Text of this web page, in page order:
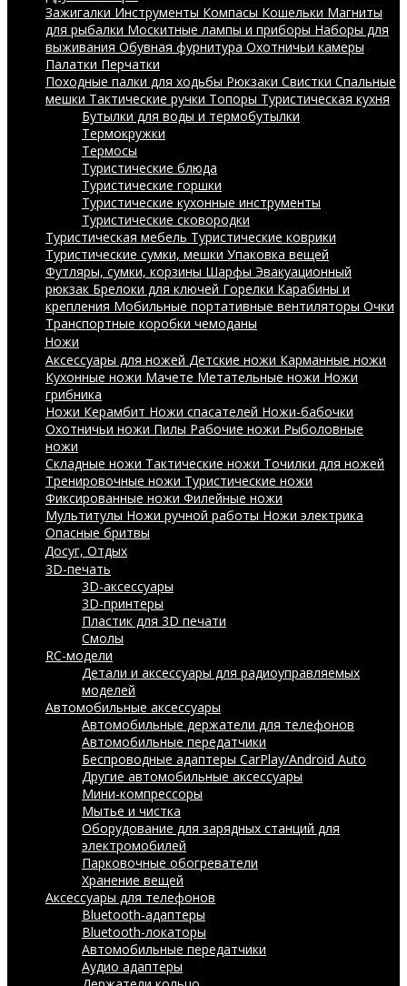
Зажигалки Инструменты Компасы Кошельки Магниты
для рыбалки Москитные лампы и приборы Наборы для
выживания Обувная фурнитура Охотничьи камеры
Палатки Перчатки
Походные палки для ходьбы Рюкзаки Свистки Спальные
мешки Тактические ручки Топоры Туристическая кухня
Бутылки для воды и термобутылки
Термокружки
Термосы
Туристические блюда
Туристические горшки
Туристические кухонные инструменты
Туристические сковородки
Туристическая мебель Туристические коврики
Туристические сумки, мешки Упаковка вещей
Футляры, сумки, корзины Шарфы Эвакуационный
рюкзак Брелоки для ключей Горелки Карабины и
крепления Мобильные портативные вентиляторы Очки
Транспортные коробки чемоданы
Ножи
Аксессуары для ножей Детские ножи Карманные ножи
Кухонные ножи Мачете Метательные ножи Ножи
грибника
Ножи Керамбит Ножи спасателей Ножи-бабочки
Охотничьи ножи Пилы Рабочие ножи Рыболовные
ножи
Складные ножи Тактические ножи Точилки для ножей
Тренировочные ножи Туристические ножи
Фиксированные ножи Филейные ножи
Мультитулы Ножи ручной работы Ножи электрика
Опасные бритвы
Досуг, Отдых
3D-печать
3D-аксессуары
3D-принтеры
Пластик для 3D печати
Смолы
RC-модели
Детали и аксессуары для радиоуправляемых
моделей
Автомобильные аксессуары
Автомобильные держатели для телефонов
Автомобильные передатчики
Беспроводные адаптеры CarPlay/Android Auto
Другие автомобильные аксессуары
Мини-компрессоры
Мытье и чистка
Оборудование для зарядных станций для
электромобилей
Парковочные обогреватели
Хранение вещей
Аксессуары для телефонов
Bluetooth-адаптеры
Bluetooth-локаторы
Автомобильные передатчики
Аудио адаптеры